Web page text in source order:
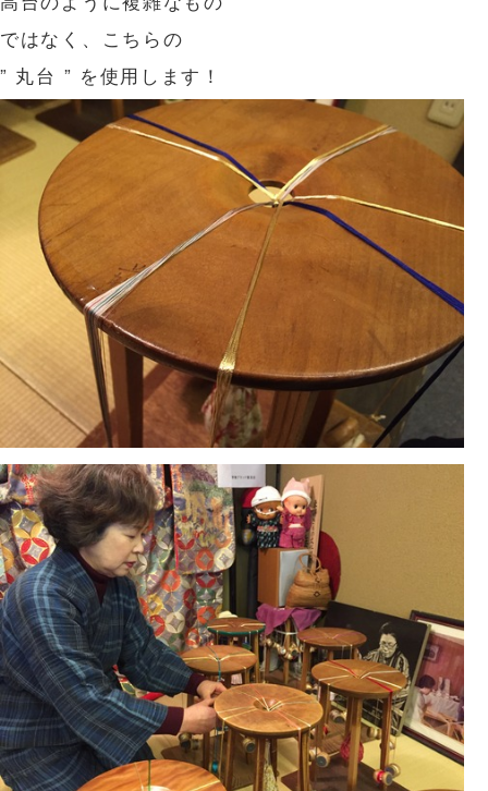
ではなく、こちらの
” 丸台 ” を使用します！